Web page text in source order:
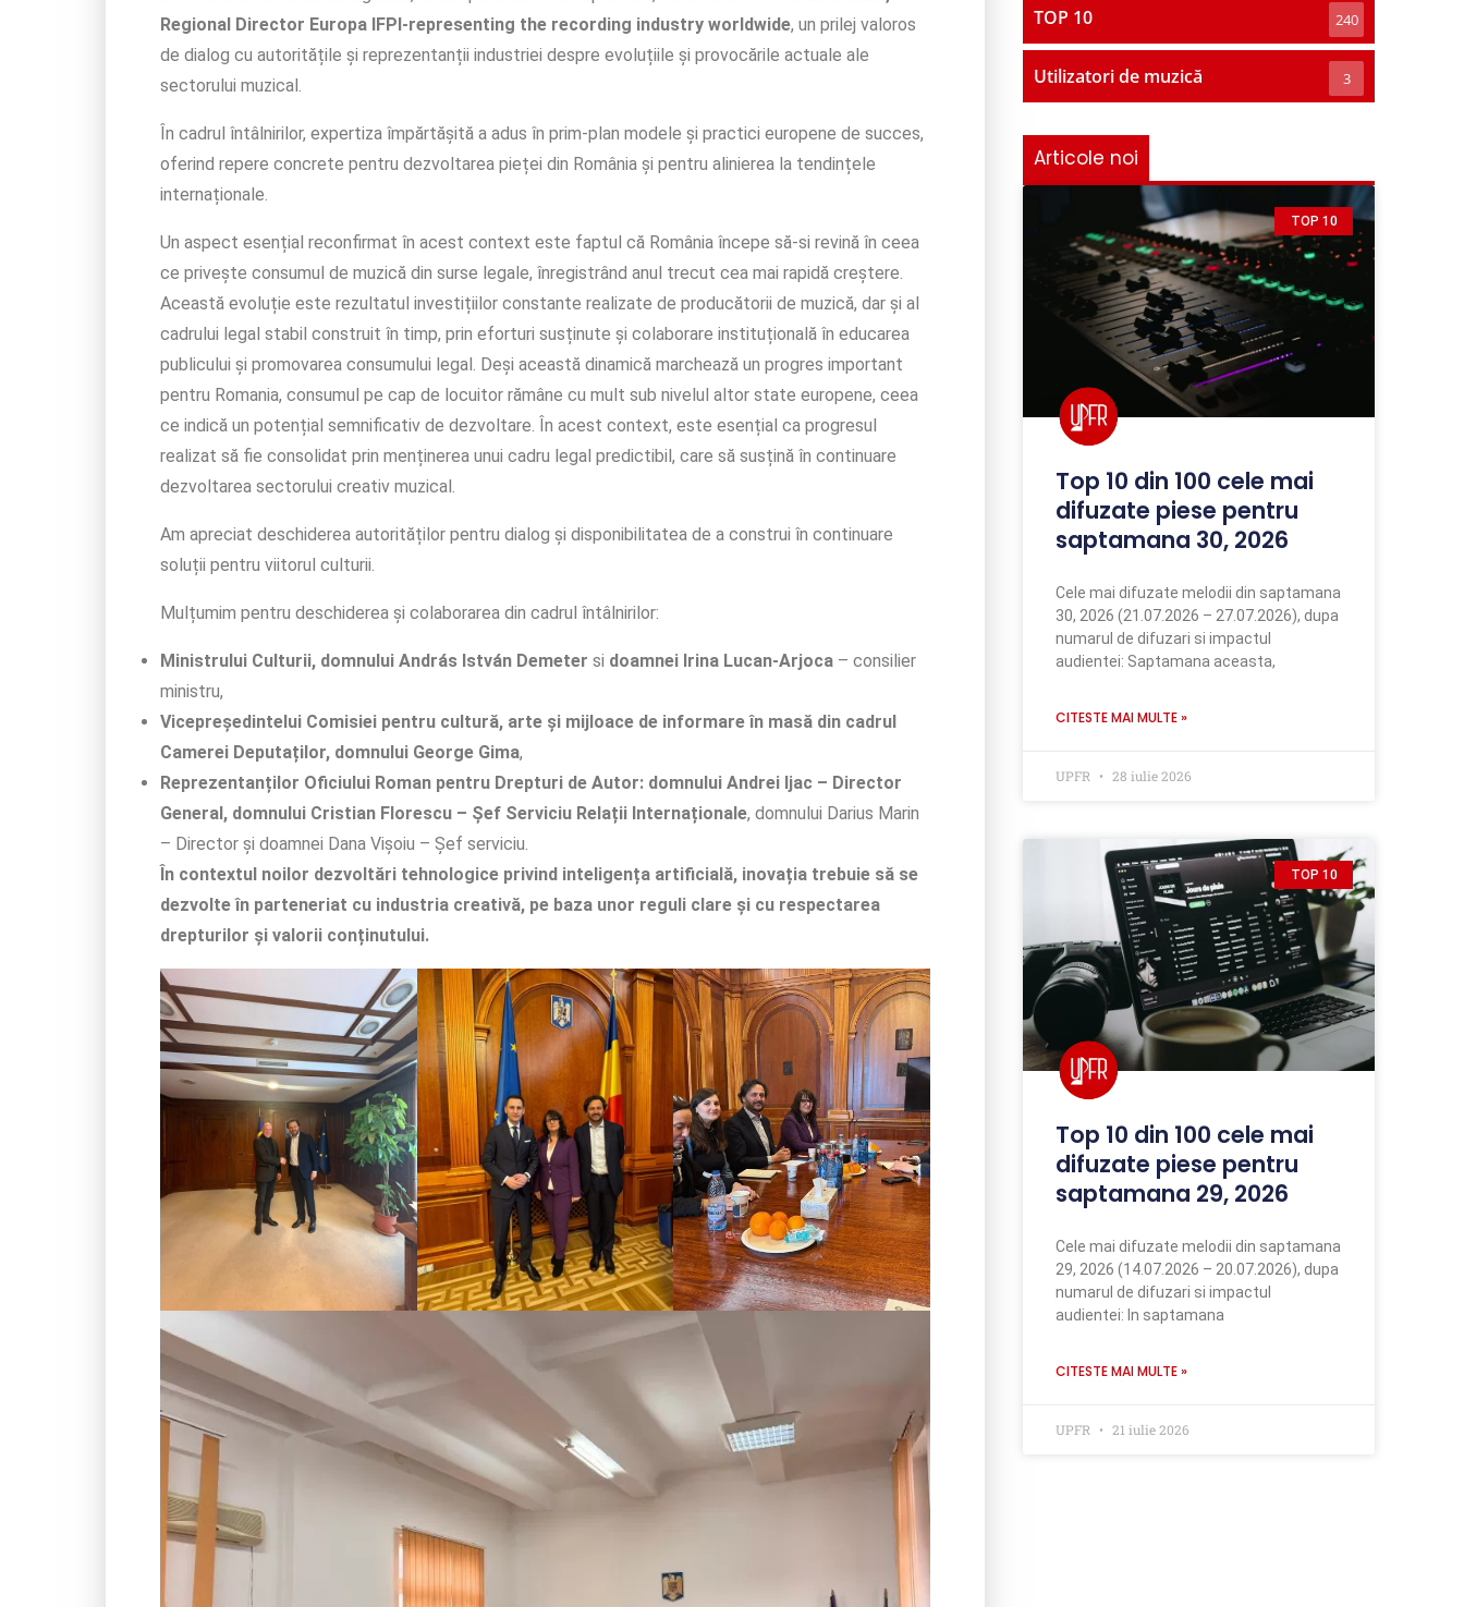
Regional Director Europa IFPI-representing the recording industry worldwide, un prilej valoros
de dialog cu autoritățile și reprezentanții industriei despre evoluțiile și provocările actuale ale
sectorului muzical.
În cadrul întâlnirilor, expertiza împărtășită a adus în prim-plan modele și practici europene de succes,
oferind repere concrete pentru dezvoltarea pieței din România și pentru alinierea la tendințele
internaționale.
Un aspect esențial reconfirmat în acest context este faptul că România începe să-si revină în ceea
ce privește consumul de muzică din surse legale, înregistrând anul trecut cea mai rapidă creștere.
Această evoluție este rezultatul investițiilor constante realizate de producătorii de muzică, dar și al
cadrului legal stabil construit în timp, prin eforturi susținute și colaborare instituțională în educarea
publicului și promovarea consumului legal. Deși această dinamică marchează un progres important
pentru Romania, consumul pe cap de locuitor rămâne cu mult sub nivelul altor state europene, ceea
ce indică un potențial semnificativ de dezvoltare. În acest context, este esențial ca progresul
realizat să fie consolidat prin menținerea unui cadru legal predictibil, care să susțină în continuare
dezvoltarea sectorului creativ muzical.
Am apreciat deschiderea autorităților pentru dialog și disponibilitatea de a construi în continuare
soluții pentru viitorul culturii.
Mulțumim pentru deschiderea și colaborarea din cadrul întâlnirilor:
Ministrului Culturii, domnului András István Demeter si doamnei Irina Lucan-Arjoca – consilier
ministru,
Vicepreședintelui Comisiei pentru cultură, arte și mijloace de informare în masă din cadrul
Camerei Deputaților, domnului George Gima,
Reprezentanților Oficiului Roman pentru Drepturi de Autor: domnului Andrei Ijac – Director
General, domnului Cristian Florescu – Șef Serviciu Relații Internaționale, domnului Darius Marin
– Director și doamnei Dana Vișoiu – Șef serviciu.
În contextul noilor dezvoltări tehnologice privind inteligența artificială, inovația trebuie să se
dezvolte în parteneriat cu industria creativă, pe baza unor reguli clare și cu respectarea
drepturilor și valorii conținutului.
TOP 10 240
Utilizatori de muzică 3
Articole noi
TOP 10
Top 10 din 100 cele mai
difuzate piese pentru
saptamana 30, 2026
Cele mai difuzate melodii din saptamana
30, 2026 (21.07.2026 – 27.07.2026), dupa
numarul de difuzari si impactul
audientei: Saptamana aceasta,
CITESTE MAI MULTE »
UPFR 28 iulie 2026
TOP 10
Top 10 din 100 cele mai
difuzate piese pentru
saptamana 29, 2026
Cele mai difuzate melodii din saptamana
29, 2026 (14.07.2026 – 20.07.2026), dupa
numarul de difuzari si impactul
audientei: In saptamana
CITESTE MAI MULTE »
UPFR 21 iulie 2026